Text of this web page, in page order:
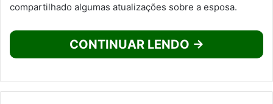
compartilhado algumas atualizações sobre a esposa.
CONTINUAR LENDO →